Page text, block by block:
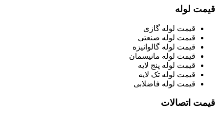
قیمت لوله
قیمت لوله گازی
قیمت لوله صنعتی
قیمت لوله گالوانیزه
قیمت لوله مانیسمان
قیمت لوله پنج لایه
قیمت لوله تک لایه
قیمت لوله فاضلابی
قیمت اتصالات